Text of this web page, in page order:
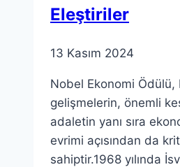
Eleştiriler
13 Kasım 2024
Nobel Ekonomi Ödülü,
gelişmelerin, önemli
adaletin yanı sıra
evrimi açısından da
sahiptir.1968 yılında